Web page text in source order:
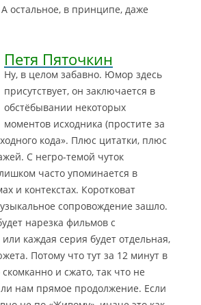
остальное, в принципе, даже
Петя Пяточкин
Ну, в целом забавно. Юмор здесь
присутствует, он заключается в
обстёбывании некоторых
моментов исходника (простите за
кода». Плюс цитатки, плюс
С негро-темой чуток
часто упоминается в
и контекстах. Коротковат
сопровождение зашло.
нарезка фильмов с
каждая серия будет отдельная,
Потому что тут за 12 минут в
скомканно и сжато, так что не
ли нам прямое продолжение. Если